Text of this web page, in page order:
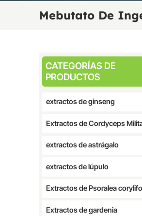
Mebutato De
CATEGORÍAS DE
PRODUCTOS
extractos de ginseng
Extractos de Cordyceps
extractos de astrágalo
extractos de lúpulo
Extractos de Psoralea
Extractos de gardenia